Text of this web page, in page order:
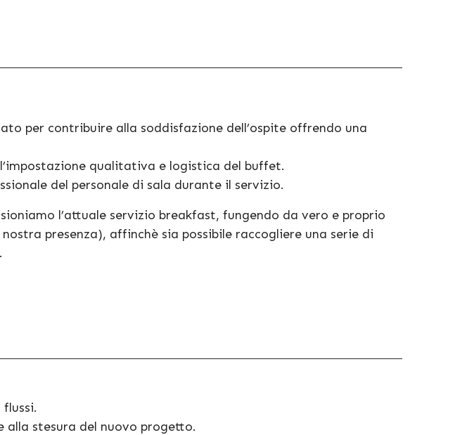
per contribuire alla soddisfazione dell’ospite offrendo una
qualitativa e logistica del buffet.
del personale di sala durante il servizio.
l’attuale servizio breakfast, fungendo da vero e proprio
presenza), affinchè sia possibile raccogliere una serie di
stesura del nuovo progetto.